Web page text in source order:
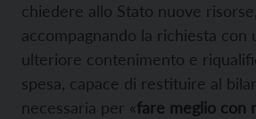
chiedere allo Stato nuove
accompagnando la richiesta con
ulteriore contenimento e
spesa, capace di restituire al
necessaria per «fare meglio con